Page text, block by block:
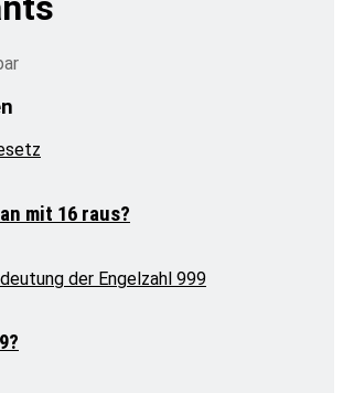
mit 16 raus?